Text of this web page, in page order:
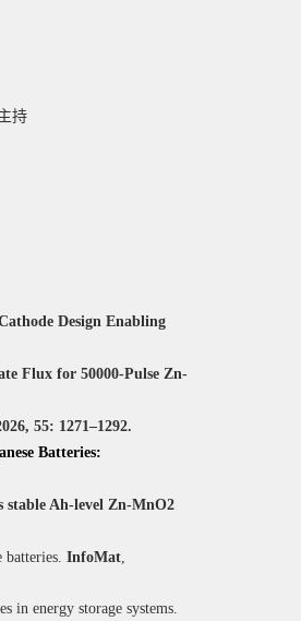
持
Design Enabling
Flux for 50000-Pulse Zn-
55: 1271–1292.
Batteries:
stable Ah-level Zn-MnO2
InfoMat,
in energy storage systems.